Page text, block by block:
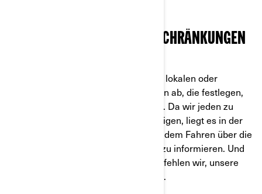
ANFORDERUNGEN UND BESCHRÄNKUNGEN
Wo Sie fahren dürfen, hängt von den lokalen oder
regionalen Gesetzen und Vorschriften ab, die festlegen,
wo Sie ATVs und SSVs fahren dürfen. Da wir jeden zu
verantwortungsvollem Fahren ermutigen, liegt es in der
Verantwortung des Fahrers, sich vor dem Fahren über die
lokalen und regionalen Vorschriften zu informieren. Und
da wir eine Offroad-Marke sind, empfehlen wir, unsere
Fahrzeuge nur im Gelände zu fahren.